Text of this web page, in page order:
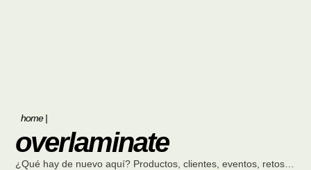
home|
overlaminate
¿Qué hay de nuevo aquí? Productos, clientes, eventos, retos…